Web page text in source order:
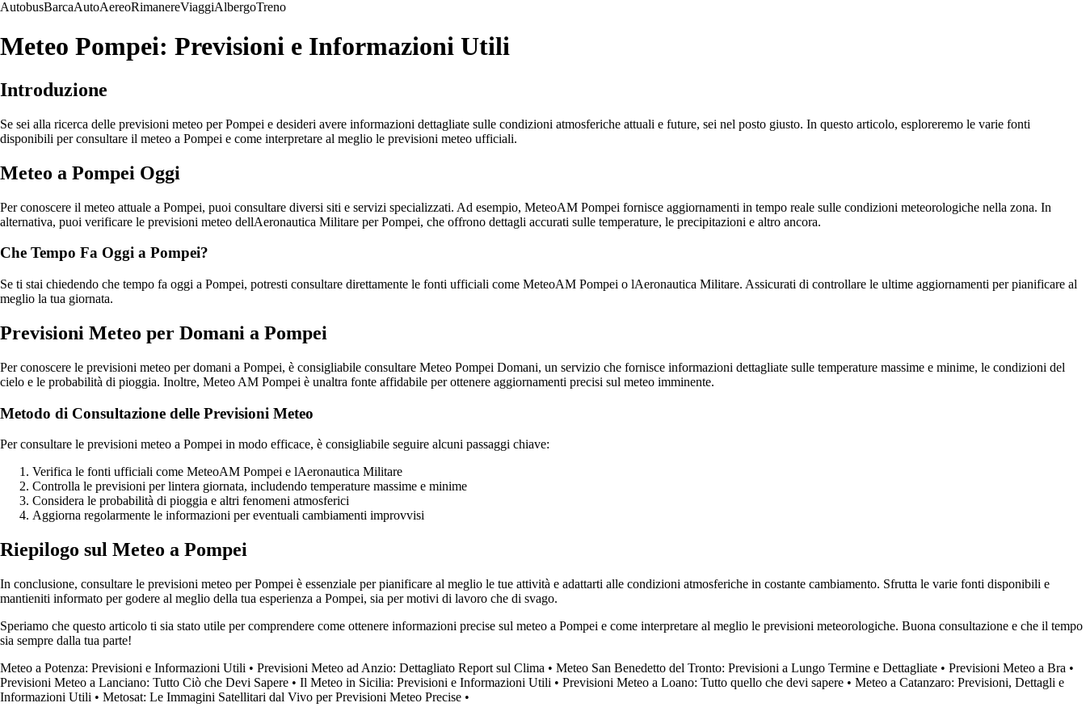
AutobusBarcaAutoAereoRimanereViaggiAlbergoTreno
Meteo Pompei: Previsioni e Informazioni Utili
Introduzione
Se sei alla ricerca delle previsioni meteo per Pompei e desideri avere informazioni dettagliate sulle condizioni atmosferiche attuali e future, sei nel posto giusto. In questo articolo, esploreremo le varie fonti
disponibili per consultare il meteo a Pompei e come interpretare al meglio le previsioni meteo ufficiali.
Meteo a Pompei Oggi
Per conoscere il meteo attuale a Pompei, puoi consultare diversi siti e servizi specializzati. Ad esempio, MeteoAM Pompei fornisce aggiornamenti in tempo reale sulle condizioni meteorologiche nella zona. In
alternativa, puoi verificare le previsioni meteo dellAeronautica Militare per Pompei, che offrono dettagli accurati sulle temperature, le precipitazioni e altro ancora.
Che Tempo Fa Oggi a Pompei?
Se ti stai chiedendo che tempo fa oggi a Pompei, potresti consultare direttamente le fonti ufficiali come MeteoAM Pompei o lAeronautica Militare. Assicurati di controllare le ultime aggiornamenti per pianificare al
meglio la tua giornata.
Previsioni Meteo per Domani a Pompei
Per conoscere le previsioni meteo per domani a Pompei, è consigliabile consultare Meteo Pompei Domani, un servizio che fornisce informazioni dettagliate sulle temperature massime e minime, le condizioni del
cielo e le probabilità di pioggia. Inoltre, Meteo AM Pompei è unaltra fonte affidabile per ottenere aggiornamenti precisi sul meteo imminente.
Metodo di Consultazione delle Previsioni Meteo
Per consultare le previsioni meteo a Pompei in modo efficace, è consigliabile seguire alcuni passaggi chiave:
Verifica le fonti ufficiali come MeteoAM Pompei e lAeronautica Militare
Controlla le previsioni per lintera giornata, includendo temperature massime e minime
Considera le probabilità di pioggia e altri fenomeni atmosferici
Aggiorna regolarmente le informazioni per eventuali cambiamenti improvvisi
Riepilogo sul Meteo a Pompei
In conclusione, consultare le previsioni meteo per Pompei è essenziale per pianificare al meglio le tue attività e adattarti alle condizioni atmosferiche in costante cambiamento. Sfrutta le varie fonti disponibili e
mantieniti informato per godere al meglio della tua esperienza a Pompei, sia per motivi di lavoro che di svago.
Speriamo che questo articolo ti sia stato utile per comprendere come ottenere informazioni precise sul meteo a Pompei e come interpretare al meglio le previsioni meteorologiche. Buona consultazione e che il tempo
sia sempre dalla tua parte!
Meteo a Potenza: Previsioni e Informazioni Utili • Previsioni Meteo ad Anzio: Dettagliato Report sul Clima • Meteo San Benedetto del Tronto: Previsioni a Lungo Termine e Dettagliate • Previsioni Meteo a Bra •
Previsioni Meteo a Lanciano: Tutto Ciò che Devi Sapere • Il Meteo in Sicilia: Previsioni e Informazioni Utili • Previsioni Meteo a Loano: Tutto quello che devi sapere • Meteo a Catanzaro: Previsioni, Dettagli e
Informazioni Utili • Metosat: Le Immagini Satellitari dal Vivo per Previsioni Meteo Precise •